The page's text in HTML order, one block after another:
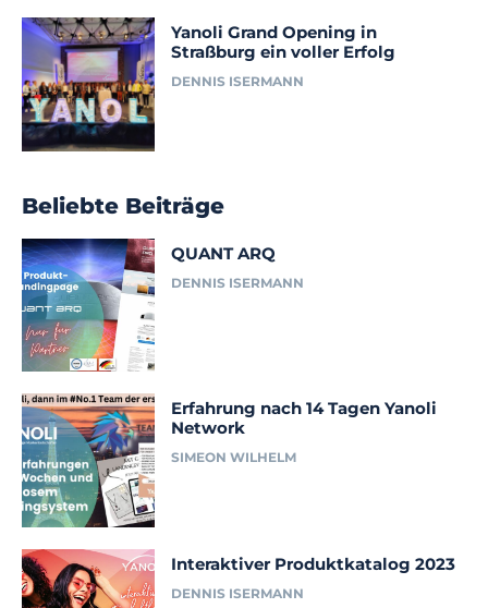
Yanoli Grand Opening in
Straßburg ein voller Erfolg
DENNIS ISERMANN
Beliebte Beiträge
QUANT ARQ
DENNIS ISERMANN
Erfahrung nach 14 Tagen Yanoli
Network
SIMEON WILHELM
Interaktiver Produktkatalog 2023
DENNIS ISERMANN